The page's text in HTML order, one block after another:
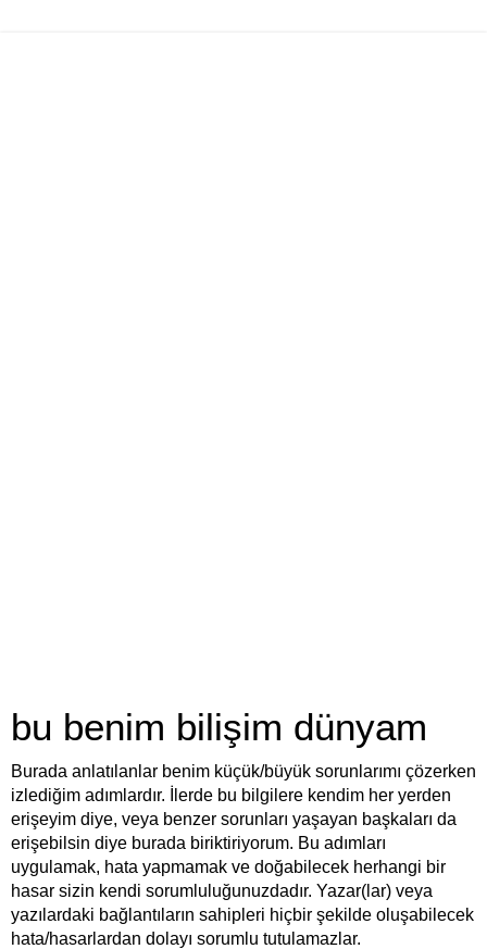
bu benim bilişim dünyam
Burada anlatılanlar benim küçük/büyük sorunlarımı çözerken
izlediğim adımlardır. İlerde bu bilgilere kendim her yerden
erişeyim diye, veya benzer sorunları yaşayan başkaları da
erişebilsin diye burada biriktiriyorum. Bu adımları
uygulamak, hata yapmamak ve doğabilecek herhangi bir
hasar sizin kendi sorumluluğunuzdadır. Yazar(lar) veya
yazılardaki bağlantıların sahipleri hiçbir şekilde oluşabilecek
hata/hasarlardan dolayı sorumlu tutulamazlar.